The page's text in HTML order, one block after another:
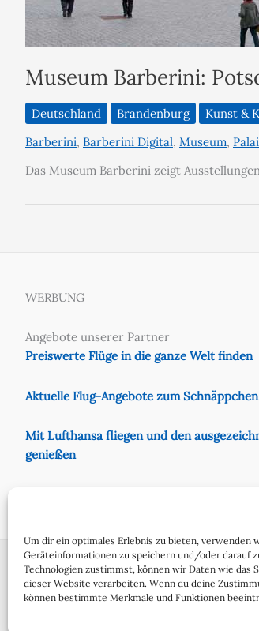
Um dir ein optimales Erlebnis zu bieten, verwenden
Geräteinformationen zu speichern und/oder darauf
Technologien zustimmst, können wir Daten wie das
dieser Website verarbeiten. Wenn du deine
können bestimmte Merkmale und Funktionen
Museum Barberini:
Deutschland Brandenburg
Kunst &
Barberini, Barberini Digital, Museum,
Das Museum Barberini zeigt
WERBUNG
Angebote unserer Partner
Preiswerte Flüge in die ganze Welt finden
Aktuelle Flug-Angebote zum
Mit Lufthansa fliegen und den
genießen
Cookie-